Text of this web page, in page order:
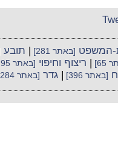
המשפט [באתר 281] | תובע
65]
| ריצוף וחיפוי [באתר 195]
[באתר 396] | גדר [באתר 284]